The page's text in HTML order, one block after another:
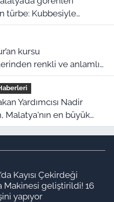
türbe: Kubbesiyle
hatırlatıyor
renkli ve anlamlı
Malatya'nın en büyük
inceledi
Kayısı Çekirdeği
Makinesi geliştirildi! 16
yapıyor